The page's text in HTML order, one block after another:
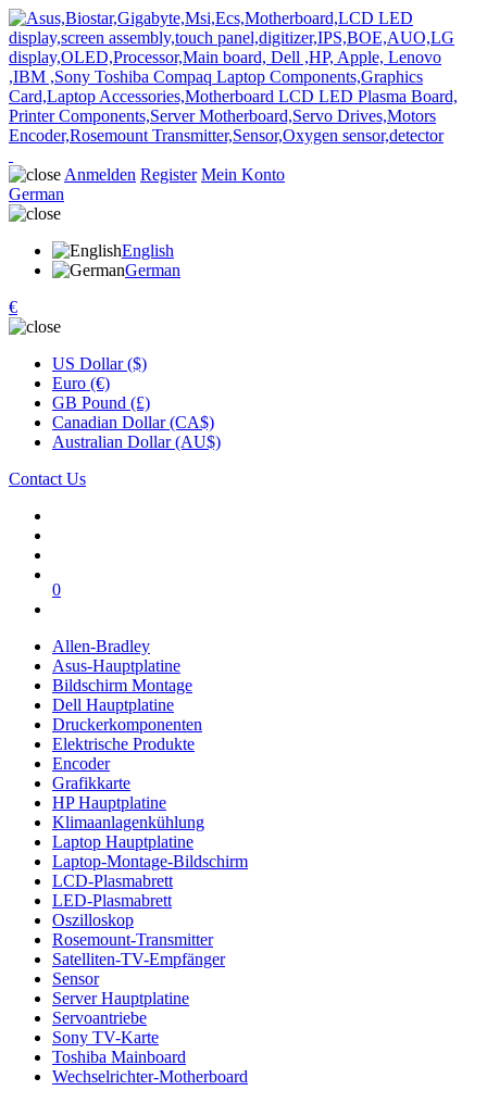
Anmelden Register Mein Konto
German
English
German
€
US Dollar ($)
Euro (€)
GB Pound (£)
Canadian Dollar (CA$)
Australian Dollar (AU$)
Contact Us
0
Allen-Bradley
Asus-Hauptplatine
Bildschirm Montage
Dell Hauptplatine
Druckerkomponenten
Elektrische Produkte
Encoder
Grafikkarte
HP Hauptplatine
Klimaanlagenkühlung
Laptop Hauptplatine
Laptop-Montage-Bildschirm
LCD-Plasmabrett
LED-Plasmabrett
Oszilloskop
Rosemount-Transmitter
Satelliten-TV-Empfänger
Sensor
Server Hauptplatine
Servoantriebe
Sony TV-Karte
Toshiba Mainboard
Wechselrichter-Motherboard